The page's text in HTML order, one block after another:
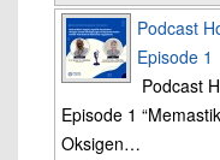
Podcast
Episode 1
Podcast
Episode 1
Oksigen…